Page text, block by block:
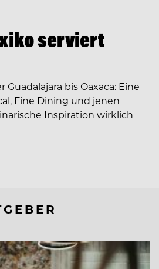
serviert
Guadalajara bis Oaxaca: Eine
Fine Dining und jenen
Inspiration wirklich